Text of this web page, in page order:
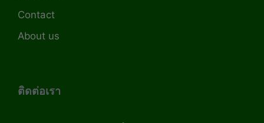
Contact
About us
ติดต่อเรา